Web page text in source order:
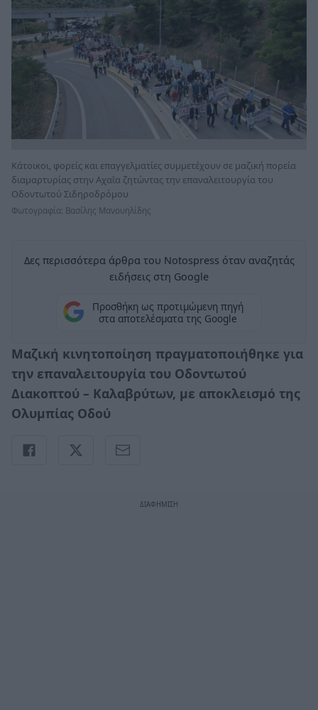
Κάτοικοι, φορείς και επαγγελματίες συμμετέχουν σε μαζική πορεία
διαμαρτυρίας στην Αχαΐα ζητώντας την επαναλειτουργία του
Οδοντωτού Σιδηροδρόμου
Φωτογραφία: Βασίλης Μανουηλίδης
Δες περισσότερα άρθρα του Notospress όταν αναζητάς
ειδήσεις στη Google
Προσθήκη ως προτιμώμενη πηγή
στα αποτελέσματα της Google
Μαζική κινητοποίηση πραγματοποιήθηκε για
την επαναλειτουργία του Οδοντωτού
Διακοπτού – Καλαβρύτων, με αποκλεισμό της
Ολυμπίας Οδού